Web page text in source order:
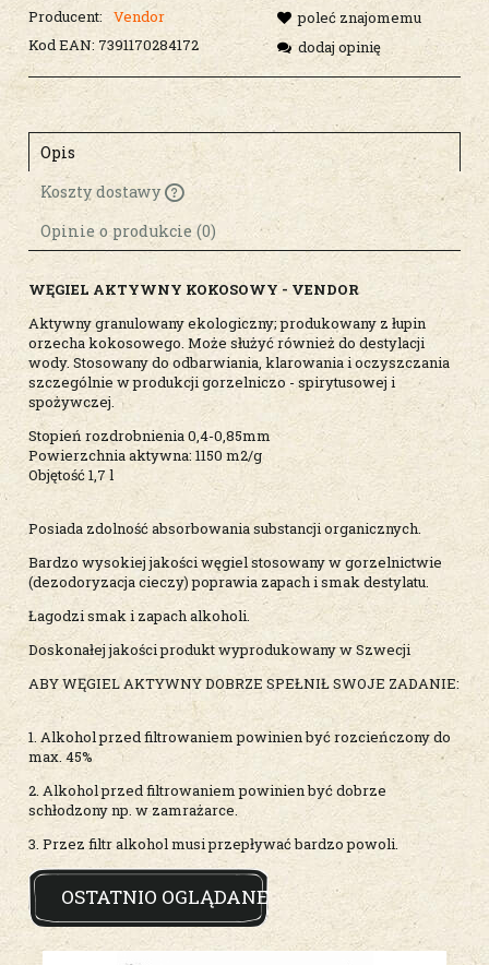
Producent:
Vendor
Kod EAN: 7391170284172
poleć znajomemu
dodaj opinię
Opis
Koszty dostawy
Cena nie zawiera ewentualnych kosztów
płatności
Opinie o produkcie (0)
WĘGIEL AKTYWNY KOKOSOWY - VENDOR
Aktywny granulowany ekologiczny; produkowany z łupin
orzecha kokosowego. Może służyć również do destylacji
wody. Stosowany do odbarwiania, klarowania i oczyszczania
szczególnie w produkcji gorzelniczo - spirytusowej i
spożywczej.
Stopień rozdrobnienia 0,4-0,85mm
Powierzchnia aktywna: 1150 m2/g
Objętość 1,7 l
Posiada zdolność absorbowania substancji organicznych.
Bardzo wysokiej jakości węgiel stosowany w gorzelnictwie
(dezodoryzacja cieczy) poprawia zapach i smak destylatu.
Łagodzi smak i zapach alkoholi.
Doskonałej jakości produkt wyprodukowany w Szwecji
ABY WĘGIEL AKTYWNY DOBRZE SPEŁNIŁ SWOJE ZADANIE:
1. Alkohol przed filtrowaniem powinien być rozcieńczony do
max. 45%
2. Alkohol przed filtrowaniem powinien być dobrze
schłodzony np. w zamrażarce.
3. Przez filtr alkohol musi przepływać bardzo powoli.
OSTATNIO OGLĄDANE